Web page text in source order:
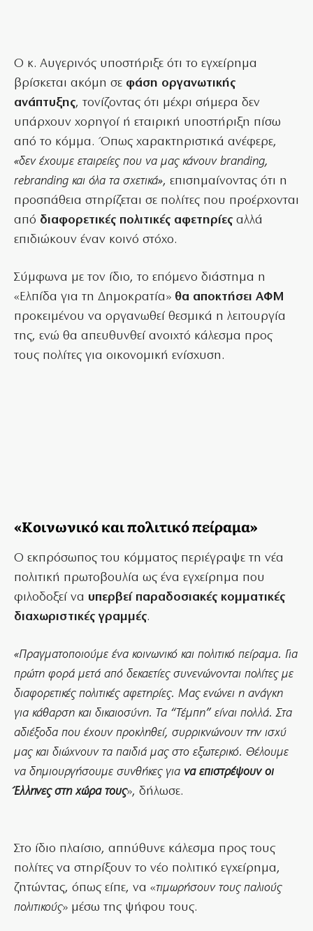
Ο κ. Αυγερινός υποστήριξε ότι το εγχείρημα
βρίσκεται ακόμη σε φάση οργανωτικής
ανάπτυξης, τονίζοντας ότι μέχρι σήμερα δεν
υπάρχουν χορηγοί ή εταιρική υποστήριξη πίσω
από το κόμμα. Όπως χαρακτηριστικά ανέφερε,
«δεν έχουμε εταιρείες που να μας κάνουν branding,
rebranding και όλα τα σχετικά», επισημαίνοντας ότι η
προσπάθεια στηρίζεται σε πολίτες που προέρχονται
από διαφορετικές πολιτικές αφετηρίες αλλά
επιδιώκουν έναν κοινό στόχο.
Σύμφωνα με τον ίδιο, το επόμενο διάστημα η
«Ελπίδα για τη Δημοκρατία» θα αποκτήσει ΑΦΜ
προκειμένου να οργανωθεί θεσμικά η λειτουργία
της, ενώ θα απευθυνθεί ανοιχτό κάλεσμα προς
τους πολίτες για οικονομική ενίσχυση.
«Κοινωνικό και πολιτικό πείραμα»
Ο εκπρόσωπος του κόμματος περιέγραψε τη νέα
πολιτική πρωτοβουλία ως ένα εγχείρημα που
φιλοδοξεί να υπερβεί παραδοσιακές κομματικές
διαχωριστικές γραμμές.
«Πραγματοποιούμε ένα κοινωνικό και πολιτικό πείραμα. Για
πρώτη φορά μετά από δεκαετίες συνενώνονται πολίτες με
διαφορετικές πολιτικές αφετηρίες. Μας ενώνει η ανάγκη
για κάθαρση και δικαιοσύνη. Τα “Τέμπη” είναι πολλά. Στα
αδιέξοδα που έχουν προκληθεί, συρρικνώνουν την ισχύ
μας και διώχνουν τα παιδιά μας στο εξωτερικό. Θέλουμε
να δημιουργήσουμε συνθήκες για να επιστρέψουν οι
Έλληνες στη χώρα τους», δήλωσε.
Στο ίδιο πλαίσιο, απηύθυνε κάλεσμα προς τους
πολίτες να στηρίξουν το νέο πολιτικό εγχείρημα,
ζητώντας, όπως είπε, να «τιμωρήσουν τους παλιούς
πολιτικούς» μέσω της ψήφου τους.